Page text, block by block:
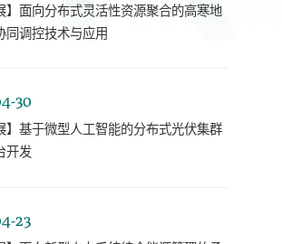
】面向分布式灵活性资源聚合的高寒地
同调控技术与应用
30
】基于微型人工智能的分布式光伏集群
开发
23